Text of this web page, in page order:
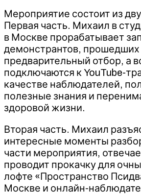
Мероприятие состоит из
Первая часть. Михаил в
в Москве прорабатывает
демонстрантов, прошедших
предварительный отбор, а
подключаются к YouTube-
качестве наблюдателей,
полезные знания и
здоровой жизни.
Вторая часть. Михаил
интересные моменты
части мероприятия,
проводит прокачку для
лофте «Пространство
Москве и онлайн-